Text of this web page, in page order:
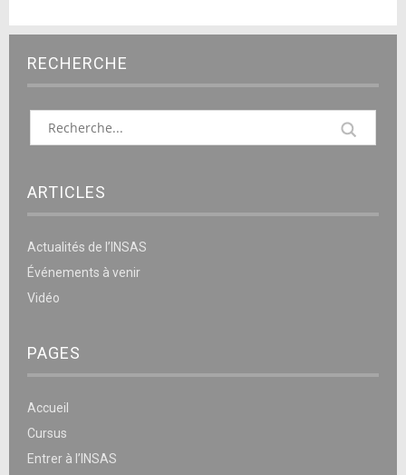
RECHERCHE
ARTICLES
Actualités de l’INSAS
Événements à venir
Vidéo
PAGES
Accueil
Cursus
Entrer à l’INSAS